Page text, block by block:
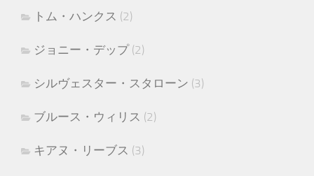
トム・ハンクス (2)
ジョニー・デップ(2)
シルヴェスター・スタローン (3)
ブルース・ウィリス (2)
キアヌ・リーブス (3)